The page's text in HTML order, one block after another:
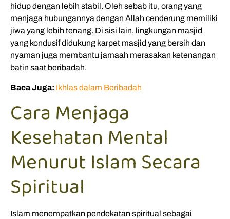
hidup dengan lebih stabil. Oleh sebab itu, orang yang
menjaga hubungannya dengan Allah cenderung memiliki
jiwa yang lebih tenang. Di sisi lain, lingkungan masjid
yang kondusif didukung karpet masjid yang bersih dan
nyaman juga membantu jamaah merasakan ketenangan
batin saat beribadah.
Baca Juga: Ikhlas dalam Beribadah
Cara Menjaga
Kesehatan Mental
Menurut Islam Secara
Spiritual
Islam menempatkan pendekatan spiritual sebagai